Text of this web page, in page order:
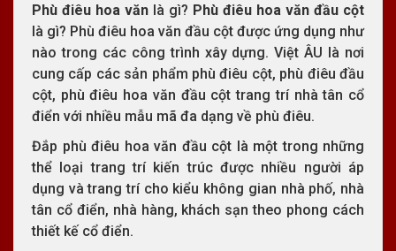
Phù điêu hoa văn là gì? Phù điêu hoa văn đầu cột
là gì? Phù điêu hoa văn đầu cột được ứng dụng như
nào trong các công trình xây dựng. Việt ÂU là nơi
cung cấp các sản phẩm phù điêu cột, phù điêu đầu
cột, phù điêu hoa văn đầu cột trang trí nhà tân cổ
điển với nhiều mẫu mã đa dạng về phù điêu.
Đắp phù điêu hoa văn đầu cột là một trong những
thể loại trang trí kiến trúc được nhiều người áp
dụng và trang trí cho kiểu không gian nhà phố, nhà
tân cổ điển, nhà hàng, khách sạn theo phong cách
thiết kế cổ điển.